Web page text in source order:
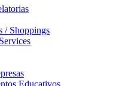
/ Shoppings
Educativos